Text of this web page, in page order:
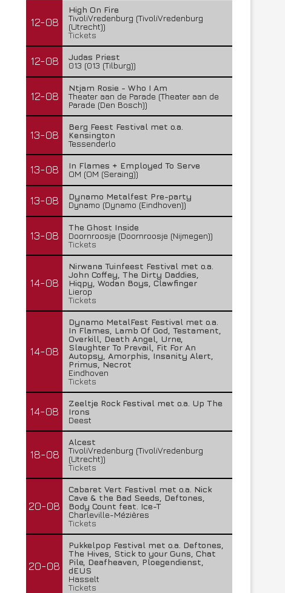
Lunatic Soul – Transition II
29 juli 2026
Boneripper – Radiant In
27 juli 2026
12-08
High On Fire
TivoliVredenburg (TivoliVredenburg
(Utrecht))
Tickets
12-08
Judas Priest
013 (013 (Tilburg))
12-08
Ntjam Rosie - Who I Am
Theater aan de Parade (Theater aan de
Parade (Den Bosch))
13-08
Berg Feest Festival met o.a.
Kensington
Tessenderlo
13-08
In Flames + Employed To Serve
OM (OM (Seraing))
13-08
Dynamo Metalfest Pre-party
Dynamo (Dynamo (Eindhoven))
13-08
The Ghost Inside
Doornroosje (Doornroosje (Nijmegen))
Tickets
14-08
Nirwana Tuinfeest Festival met o.a.
John Coffey, The Dirty Daddies,
Hiqpy, Wodan Boys, Clawfinger
Lierop
Tickets
14-08
Dynamo MetalFest Festival met o.a.
In Flames, Lamb Of God, Testament,
Overkill, Death Angel, Urne,
Slaughter To Prevail, Fit For An
Autopsy, Amorphis, Insanity Alert,
Primus, Necrot
Eindhoven
Tickets
14-08
Zeeltje Rock Festival met o.a. Up The
Irons
Deest
18-08
Alcest
TivoliVredenburg (TivoliVredenburg
(Utrecht))
Tickets
20-08
Cabaret Vert Festival met o.a. Nick
Cave & the Bad Seeds, Deftones,
Body Count feat. Ice-T
Charleville-Mézières
Tickets
20-08
Pukkelpop Festival met o.a. Deftones,
The Hives, Stick to your Guns, Chat
Pile, Deafheaven, Ploegendienst,
dEUS
Hasselt
Tickets